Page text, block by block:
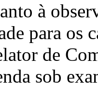
à
para os
de
sob